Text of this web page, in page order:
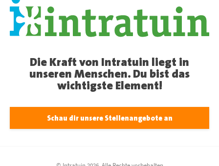
Die Kraft von Intratuin liegt in
unseren Menschen. Du bist das
wichtigste Element!
Schau dir unsere Stellenangebote an